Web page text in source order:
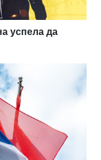
успела да